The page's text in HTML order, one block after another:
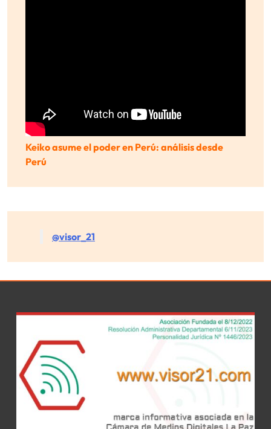
Keiko asume el poder en Perú: análisis desde
Perú
@visor_21